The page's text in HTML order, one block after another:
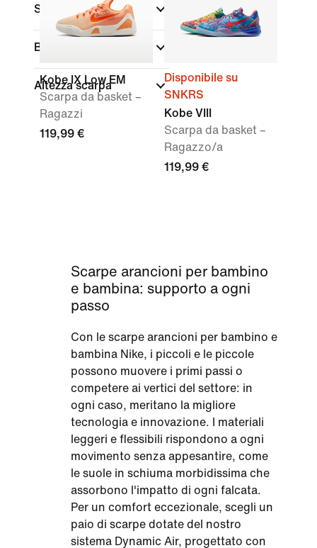
Sport
Brand
Altezza scarpa
Kobe IX Low EM
Scarpa da basket –
Ragazzi
119,99 €
Disponibile su
SNKRS
Kobe VIII
Scarpa da basket –
Ragazzo/a
119,99 €
Scarpe arancioni per bambino
e bambina: supporto a ogni
passo
Con le scarpe arancioni per bambino e
bambina Nike, i piccoli e le piccole
possono muovere i primi passi o
competere ai vertici del settore: in
ogni caso, meritano la migliore
tecnologia e innovazione. I materiali
leggeri e flessibili rispondono a ogni
movimento senza appesantire, come
le suole in schiuma morbidissima che
assorbono l'impatto di ogni falcata.
Per un comfort eccezionale, scegli un
paio di scarpe dotate del nostro
sistema Dynamic Air, progettato con